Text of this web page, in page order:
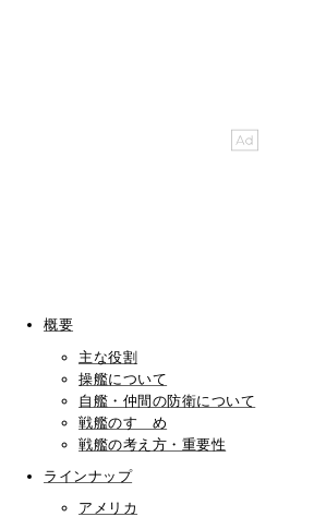
概要
主な役割
操艦について
自艦・仲間の防衛について
戦艦のすゝめ
戦艦の考え方・重要性
ラインナップ
アメリカ